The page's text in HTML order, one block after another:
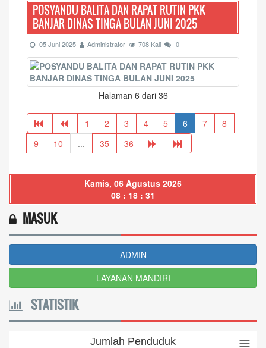
POSYANDU BALITA DAN RAPAT RUTIN PKK
BANJAR DINAS TINGA BULAN JUNI 2025
05 Juni 2025 Administrator 708 Kali 0
Halaman 6 dari 36
1 2 3 4 5 6 7
8
9
10 ... 35 36
Kamis, 06 Agustus 2026
08 : 18 : 31
MASUK
ADMIN
LAYANAN MANDIRI
STATISTIK
Jumlah Penduduk